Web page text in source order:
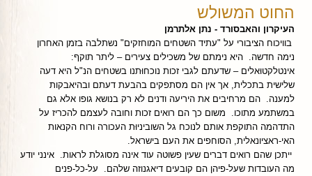
החוט המשולש
העיקרון והאבסורד - נתן אלתרמן
בוויכוח הציבורי על "עתיד השטחים המוחזקים" נשתלבה בזמן האחרון
נימה חדשה. היא נימתם של משכילים צעירים – ליתר תוקף:
אינטלקטוּאלים – שדעתם לגבי זכות נוכחוּתנו בשטחים הנ"ל היא דעה
שלישית בתכלית, אך אין הם מסתפקים בהבעת דעתם ובהיאבקות
למענה. הם מרחיבים את היריעה ודנים לא רק בנושא גופו אלא גם
במשתמע מתוכו. משום כך הם רואים זכות וחובה לעצמם להכריז על
התדהמה התוקפת אותם לנוכח גל השוביניוּת העכורה ורוח הקנאות
האי-ראציונאלית, הסוחפים את העם בישראל.
ייתכן שהם רואים דברים שעין פשוטה עוד אינה מסוגלת לראות. אינני יודע
מה העובדות שעל-פיהן הם קובעים דיאגנוזה שלהם. על-כל-פנים